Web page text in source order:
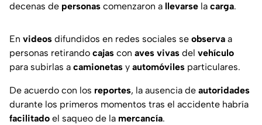
decenas de personas comenzaron a llevarse la carga.
En videos difundidos en redes sociales se observa a
personas retirando cajas con aves vivas del vehículo
para subirlas a camionetas y automóviles particulares.
De acuerdo con los reportes, la ausencia de autoridades
durante los primeros momentos tras el accidente habría
facilitado el saqueo de la mercancía.